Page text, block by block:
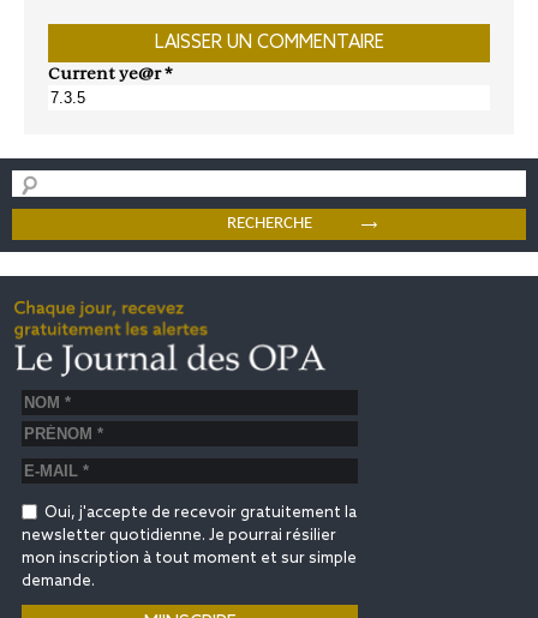
Current ye@r*
Oui, j'accepte de recevoir gratuitement la
newsletter quotidienne. Je pourrai résilier
mon inscription à tout moment et sur simple
demande.